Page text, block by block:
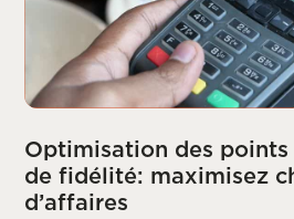
Optimisation des
de fidélité: maximisez
d’affaires